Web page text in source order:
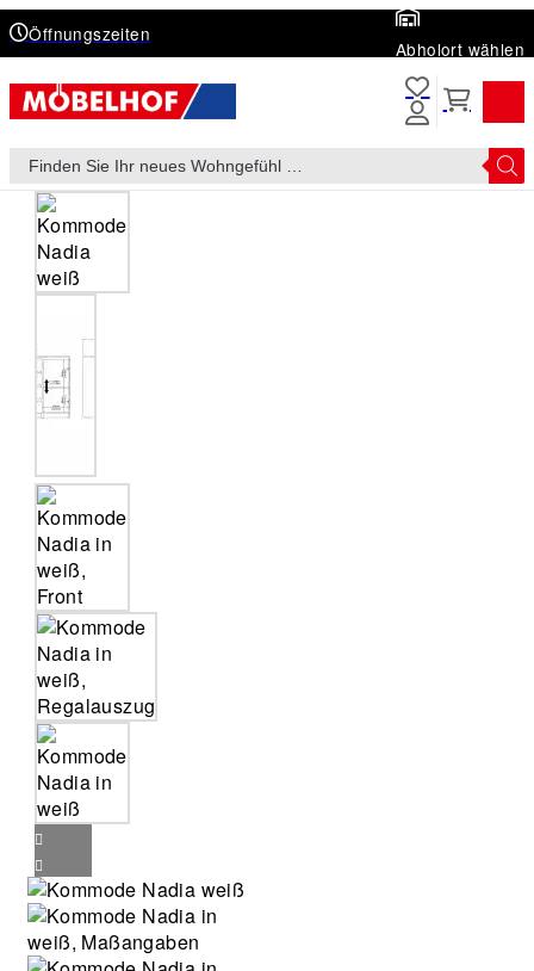
Öffnungszeiten
Abholort wählen
Products
search